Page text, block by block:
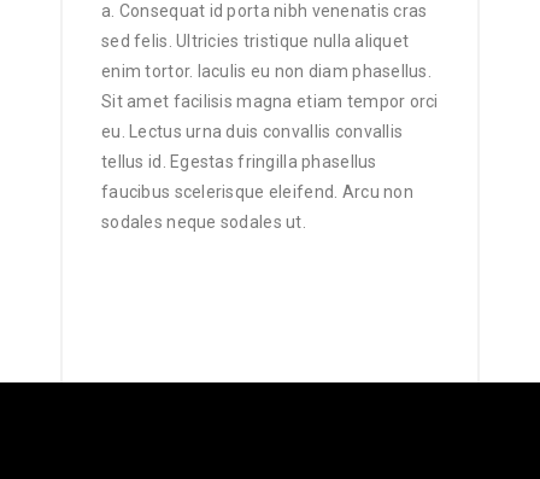
a. Consequat id porta nibh venenatis cras
sed felis. Ultricies tristique nulla aliquet
enim tortor. Iaculis eu non diam phasellus.
Sit amet facilisis magna etiam tempor orci
eu. Lectus urna duis convallis convallis
tellus id. Egestas fringilla phasellus
faucibus scelerisque eleifend. Arcu non
sodales neque sodales ut.